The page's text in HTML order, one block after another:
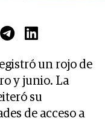
un rojo de
y junio. La
su
de acceso a